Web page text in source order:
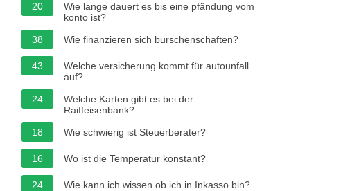
20
Wie lange dauert es bis eine pfändung vom
konto ist?
38
Wie finanzieren sich burschenschaften?
43
Welche versicherung kommt für autounfall
auf?
24
Welche Karten gibt es bei der
Raiffeisenbank?
18
Wie schwierig ist Steuerberater?
16 Wo ist die Temperatur konstant?
24 Wie kann ich wissen ob ich in Inkasso bin?